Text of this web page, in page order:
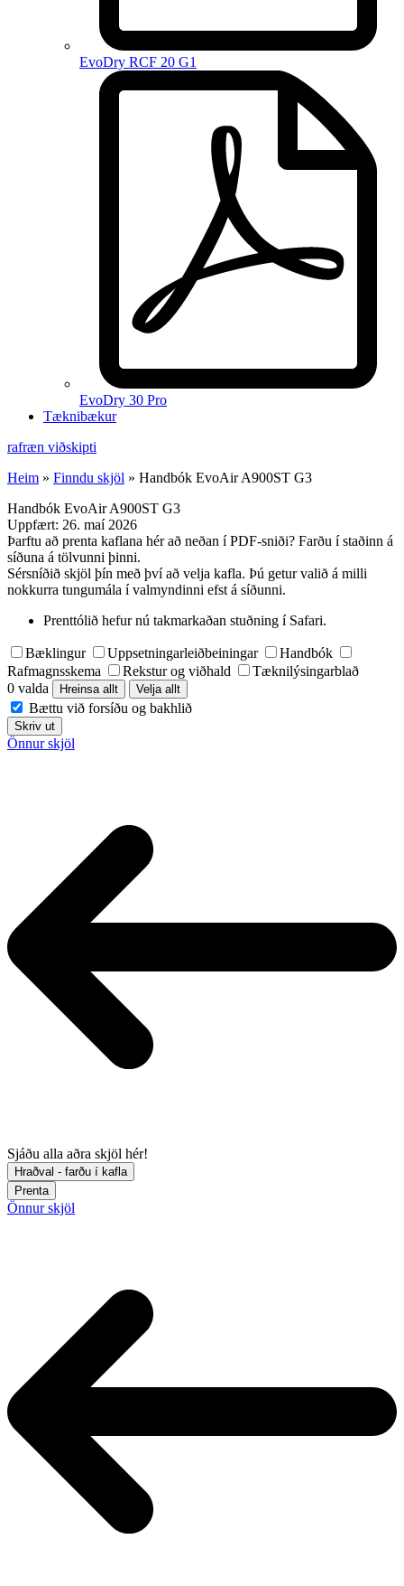
EvoDry RCF 20 G1
EvoDry 30 Pro
Tæknibækur
rafræn viðskipti
Heim » Finndu skjöl » Handbók EvoAir A900ST G3
Handbók EvoAir A900ST G3
Uppfært: 26. maí 2026
Þarftu að prenta kaflana hér að neðan í PDF-sniði? Farðu í staðinn á
síðuna á tölvunni þinni.
Sérsníðið skjöl þín með því að velja kafla. Þú getur valið á milli
nokkurra tungumála í valmyndinni efst á síðunni.
Prenttólið hefur nú takmarkaðan stuðning í Safari.
Bæklingur Uppsetningarleiðbeiningar
Handbók
Rafmagnsskema
Rekstur og viðhald
Tæknilýsingarblað
0 valda
Hreinsa allt Velja allt
Bættu við forsíðu og bakhlið
Skriv ut
Önnur skjöl
Sjáðu alla aðra skjöl hér!
Hraðval - farðu í kafla
Prenta
Önnur skjöl